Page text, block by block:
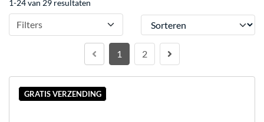
1-24 van 29 resultaten
Filters Sorteren
1 2
GRATIS VERZENDING